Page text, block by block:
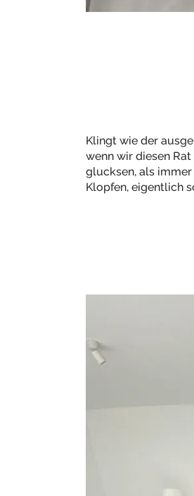
Klingt wie der
wenn wir diesen
glucksen, als
Klopfen, eigentlich